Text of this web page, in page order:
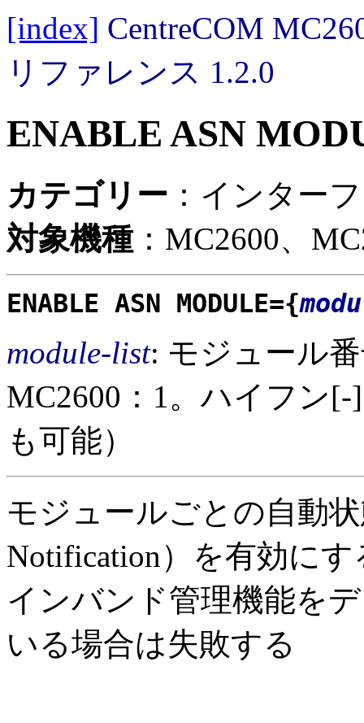
[index] CentreCOM
リファレンス 1.2.0
ENABLE ASN
カテゴリー ：インター
対象機種 ：MC2600、
ENABLE ASN MODULE={
module-list: モジュール
MC2600：1。ハイフン
も可能）
モジュールごとの自動
Notification）を有効に
インバンド管理機能を
いる場合は失敗する